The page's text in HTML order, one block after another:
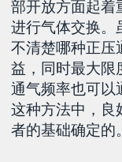
部开放方面起着
进行气体交换。
不清楚哪种正压
益，同时最大限
通气频率也可以
这种方法中，良
者的基础确定的。